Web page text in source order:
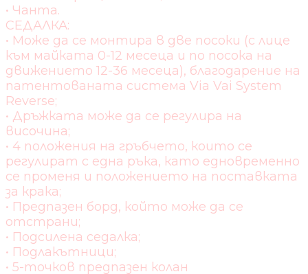
• Чанта.
СЕДАЛКА:
• Може да се монтира в две посоки (с лице
към майката 0-12 месеца и по посока на
движението 12-36 месеца), благодарение на
патентованата система Via Vai System
Reverse;
• Дръжката може да се регулира на
височина;
• 4 положения на гръбчето, които се
регулират с една ръка, като едновременно
се променя и положението на поставката
за крака;
• Предпазен борд, който може да се
отстрани;
• Подсилена седалка;
• Подлакътници;
• 5-точков предпазен колан